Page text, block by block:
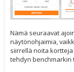
Nämä seuraavat
näytönohjaimia,
siirrellä noita
tehdyn benchmarkin